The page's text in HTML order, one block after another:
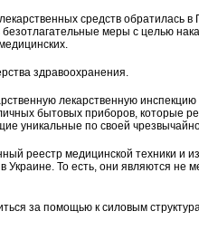
средств обратилась
меры с целью
здравоохранения.
лекарственную
бытовых приборов, которые
уникальные по своей
реестр медицинской техники и
То есть, они являются не
за помощью к силовым